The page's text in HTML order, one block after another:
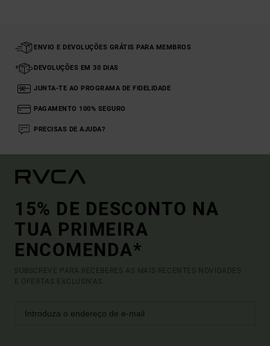
ENVIO E DEVOLUÇÕES GRÁTIS PARA MEMBROS
DEVOLUÇÕES EM 30 DIAS
JUNTA-TE AO PROGRAMA DE FIDELIDADE
PAGAMENTO 100% SEGURO
PRECISAS DE AJUDA?
15% DE DESCONTO NA
TUA PRIMEIRA
ENCOMENDA*
SUBSCREVE PARA RECEBERES AS MAIS RECENTES NOVIDADES
E OFERTAS EXCLUSIVAS.